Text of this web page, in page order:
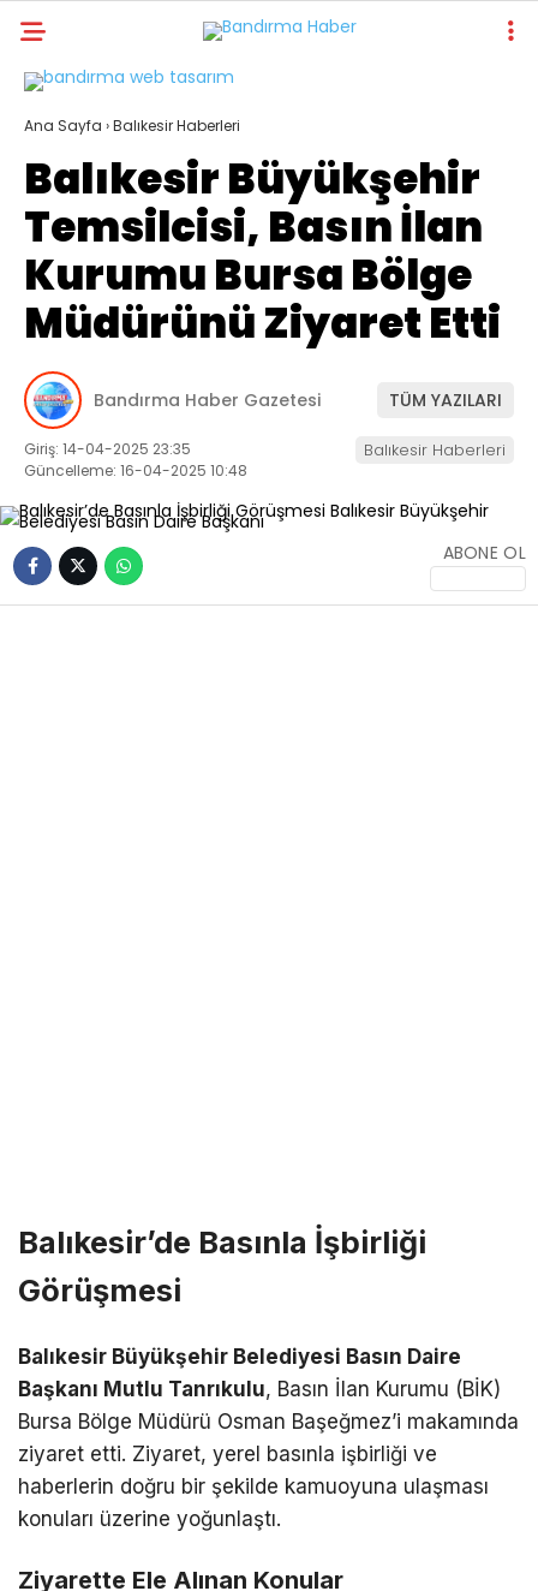
Ana Sayfa ›Balıkesir Haberleri
Balıkesir Büyükşehir
Temsilcisi, Basın İlan
Kurumu Bursa Bölge
Müdürünü Ziyaret Etti
Bandırma Haber Gazetesi TÜM YAZILARI
Giriş: 14-04-2025 23:35
Güncelleme: 16-04-2025 10:48
Balıkesir Haberleri
ABONE OL
Balıkesir’de Basınla İşbirliği
Görüşmesi
Balıkesir Büyükşehir Belediyesi Basın Daire
Başkanı Mutlu Tanrıkulu, Basın İlan Kurumu (BİK)
Bursa Bölge Müdürü Osman Başeğmez’i makamında
ziyaret etti. Ziyaret, yerel basınla işbirliği ve
haberlerin doğru bir şekilde kamuoyuna ulaşması
konuları üzerine yoğunlaştı.
Ziyarette Ele Alınan Konular